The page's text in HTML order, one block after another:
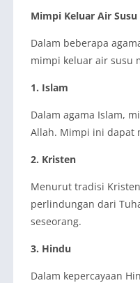
Mimpi Keluar Air
Dalam beberapa
mimpi keluar air susu
1. Islam
Dalam agama Islam,
Allah. Mimpi ini dapat
2. Kristen
Menurut tradisi
perlindungan dari
seseorang.
3. Hindu
Dalam kepercayaan